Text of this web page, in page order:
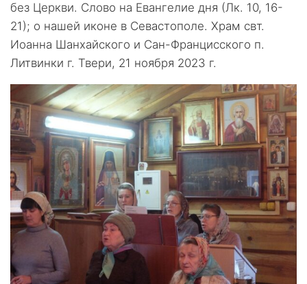
без Церкви. Слово на Евангелие дня (Лк. 10, 16-
21); о нашей иконе в Севастополе. Храм свт.
Иоанна Шанхайского и Сан-Францисского п.
Литвинки г. Твери, 21 ноября 2023 г.